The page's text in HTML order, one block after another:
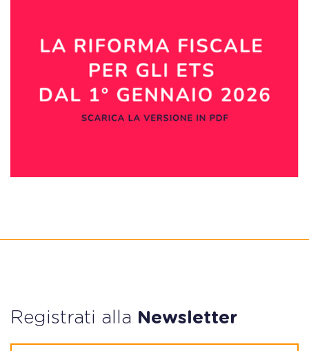
Registrati alla Newsletter